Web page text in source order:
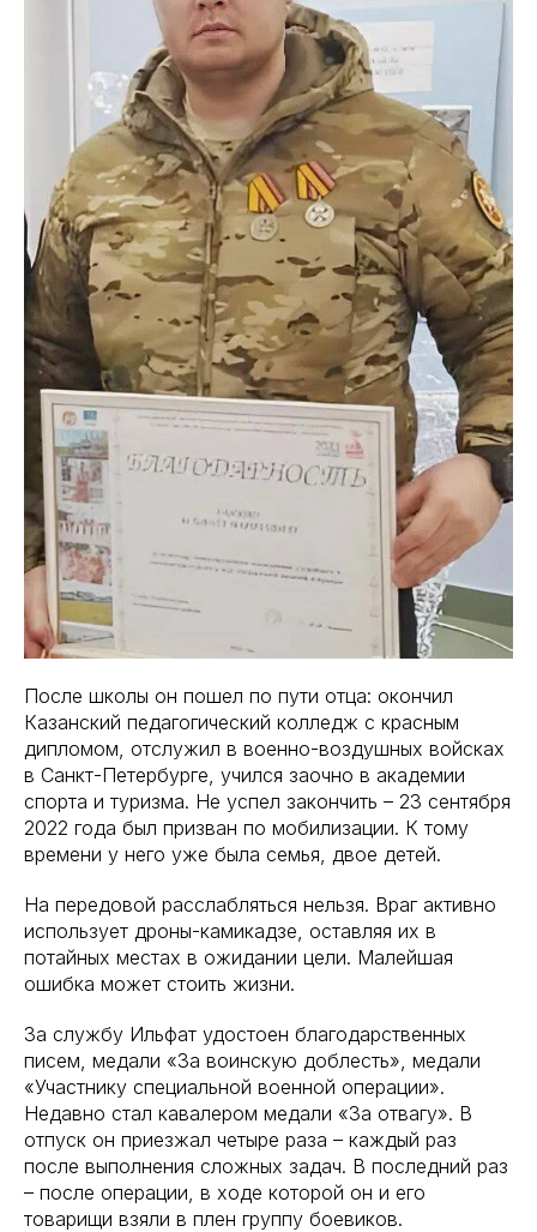
После школы он пошел по пути отца: окончил
Казанский педагогический колледж с красным
дипломом, отслужил в военно-воздушных войсках
в Санкт-Петербурге, учился заочно в академии
спорта и туризма. Не успел закончить – 23 сентября
2022 года был призван по мобилизации. К тому
времени у него уже была семья, двое детей.
На передовой расслабляться нельзя. Враг активно
использует дроны-камикадзе, оставляя их в
потайных местах в ожидании цели. Малейшая
ошибка может стоить жизни.
За службу Ильфат удостоен благодарственных
писем, медали «За воинскую доблесть», медали
«Участнику специальной военной операции».
Недавно стал кавалером медали «За отвагу». В
отпуск он приезжал четыре раза – каждый раз
после выполнения сложных задач. В последний раз
– после операции, в ходе которой он и его
товарищи взяли в плен группу боевиков.